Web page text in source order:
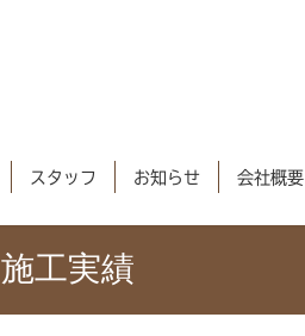
スタッフ お知らせ 会社概要
施工実績